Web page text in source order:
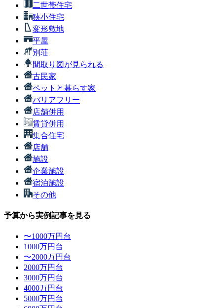
二世帯住宅
狭小住宅
変形敷地
平屋
別荘
間取り図が見られる
古民家
ペットと暮らす家
バリアフリー
店舗併用
賃貸併用
集合住宅
店舗
施設
企業施設
宿泊施設
その他
予算から実例記事を見る
〜1000万円台
1000万円台
〜2000万円台
2000万円台
3000万円台
4000万円台
5000万円台